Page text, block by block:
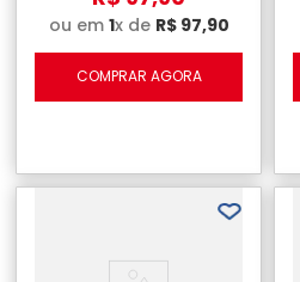
ou em 1x de R$ 97,90
COMPRAR AGORA